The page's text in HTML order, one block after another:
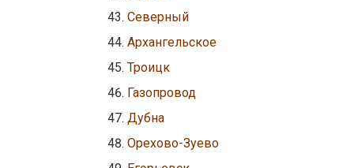
Северный
Архангельское
Троицк
Газопровод
Дубна
Орехово-Зуево